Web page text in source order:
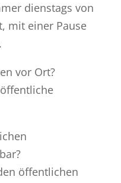
dienstags von
mit einer Pause
vor Ort?
öffentlichen